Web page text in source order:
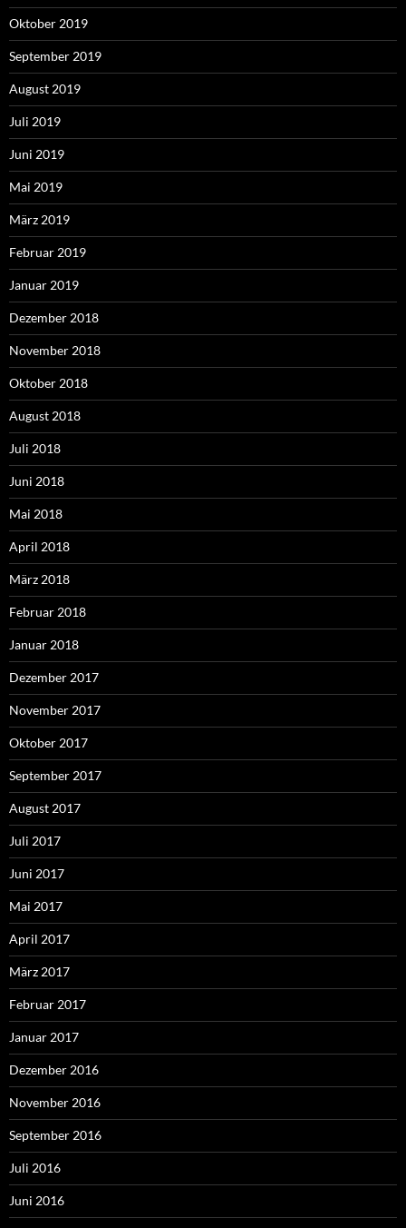
Oktober 2019
September 2019
August 2019
Juli 2019
Juni 2019
Mai 2019
März 2019
Februar 2019
Januar 2019
Dezember 2018
November 2018
Oktober 2018
August 2018
Juli 2018
Juni 2018
Mai 2018
April 2018
März 2018
Februar 2018
Januar 2018
Dezember 2017
November 2017
Oktober 2017
September 2017
August 2017
Juli 2017
Juni 2017
Mai 2017
April 2017
März 2017
Februar 2017
Januar 2017
Dezember 2016
November 2016
September 2016
Juli 2016
Juni 2016